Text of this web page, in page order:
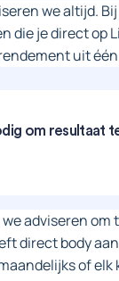
we altijd.
die je direct op
uit
om resultaat
adviseren
direct body
of